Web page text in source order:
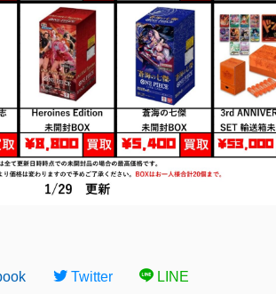
Twitter LINE